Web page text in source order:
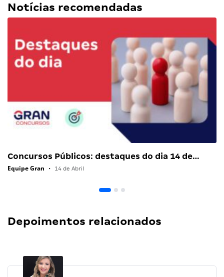
Notícias recomendadas
Concursos Públicos: destaques do dia 14 de…
Equipe Gran • 14 de Abril
Depoimentos relacionados